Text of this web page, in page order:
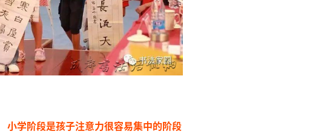
小学阶段是孩子注意力很容易集中的阶段